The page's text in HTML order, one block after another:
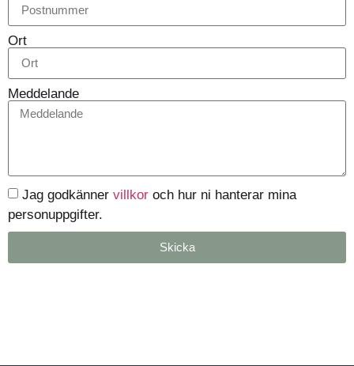
Ort
Meddelande
Jag godkänner villkor och hur ni hanterar mina
personuppgifter.
Skicka